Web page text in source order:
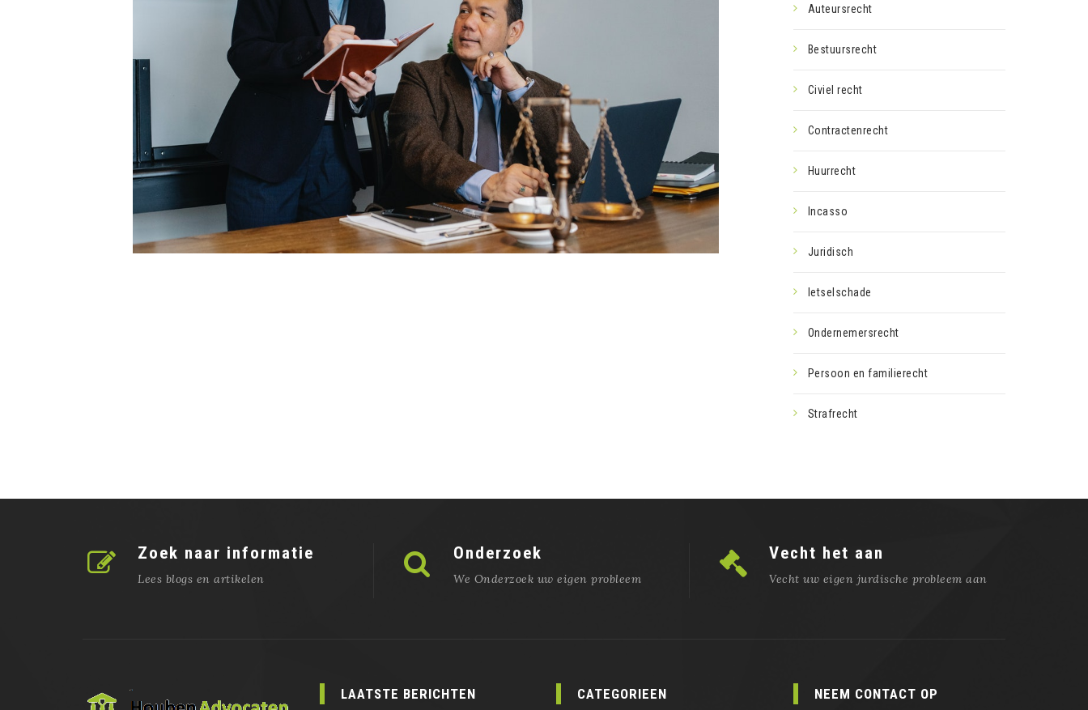
Auteursrecht
Bestuursrecht
Civiel recht
Contractenrecht
Huurrecht
Incasso
Juridisch
letselschade
Ondernemersrecht
Persoon en familierecht
Strafrecht
Zoek naar informatie
Lees blogs en artikelen
Onderzoek
We Onderzoek uw eigen probleem
Vecht het aan
Vecht uw eigen jurdische probleem aan
LAATSTE BERICHTEN CATEGORIEEN NEEM CONTACT OP